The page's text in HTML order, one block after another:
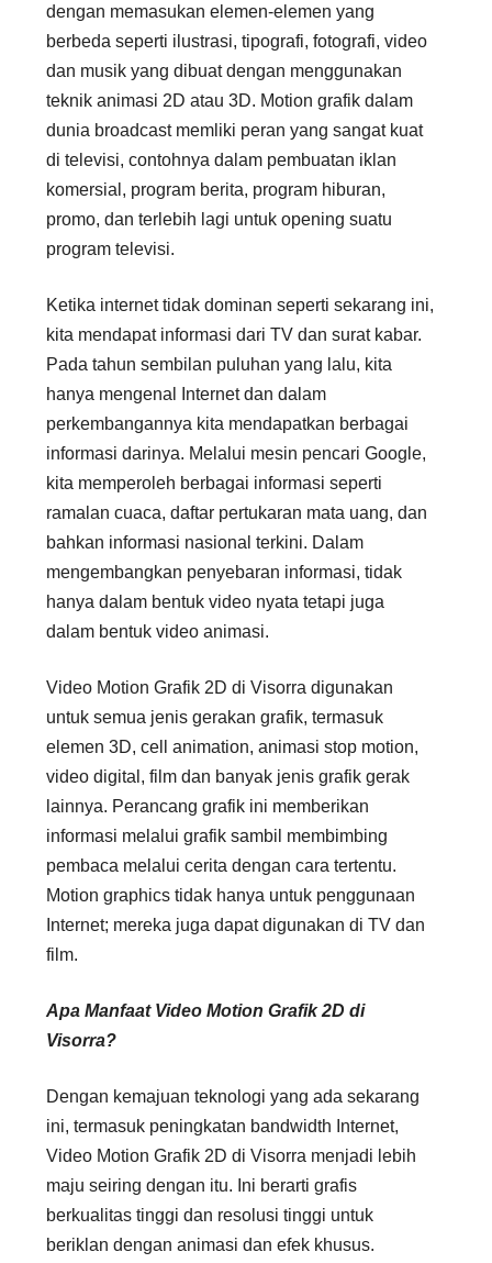
dengan memasukan elemen-elemen yang
berbeda seperti ilustrasi, tipografi, fotografi, video
dan musik yang dibuat dengan menggunakan
teknik animasi 2D atau 3D. Motion grafik dalam
dunia broadcast memliki peran yang sangat kuat
di televisi, contohnya dalam pembuatan iklan
komersial, program berita, program hiburan,
promo, dan terlebih lagi untuk opening suatu
program televisi.
Ketika internet tidak dominan seperti sekarang ini,
kita mendapat informasi dari TV dan surat kabar.
Pada tahun sembilan puluhan yang lalu, kita
hanya mengenal Internet dan dalam
perkembangannya kita mendapatkan berbagai
informasi darinya. Melalui mesin pencari Google,
kita memperoleh berbagai informasi seperti
ramalan cuaca, daftar pertukaran mata uang, dan
bahkan informasi nasional terkini. Dalam
mengembangkan penyebaran informasi, tidak
hanya dalam bentuk video nyata tetapi juga
dalam bentuk video animasi.
Video Motion Grafik 2D di Visorra digunakan
untuk semua jenis gerakan grafik, termasuk
elemen 3D, cell animation, animasi stop motion,
video digital, film dan banyak jenis grafik gerak
lainnya. Perancang grafik ini memberikan
informasi melalui grafik sambil membimbing
pembaca melalui cerita dengan cara tertentu.
Motion graphics tidak hanya untuk penggunaan
Internet; mereka juga dapat digunakan di TV dan
film.
Apa Manfaat Video Motion Grafik 2D di
Visorra?
Dengan kemajuan teknologi yang ada sekarang
ini, termasuk peningkatan bandwidth Internet,
Video Motion Grafik 2D di Visorra menjadi lebih
maju seiring dengan itu. Ini berarti grafis
berkualitas tinggi dan resolusi tinggi untuk
beriklan dengan animasi dan efek khusus.